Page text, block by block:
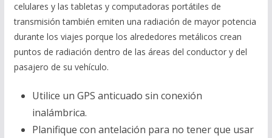
celulares y las tabletas y computadoras portátiles de
transmisión también emiten una radiación de mayor potencia
durante los viajes porque los alrededores metálicos crean
puntos de radiación dentro de las áreas del conductor y del
pasajero de su vehículo.
Utilice un GPS anticuado sin conexión
inalámbrica.
Planifique con antelación para no tener que usar